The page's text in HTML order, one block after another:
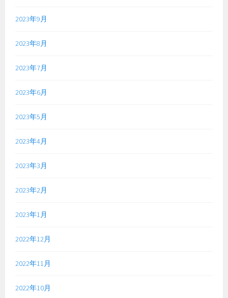
2023年9月
2023年8月
2023年7月
2023年6月
2023年5月
2023年4月
2023年3月
2023年2月
2023年1月
2022年12月
2022年11月
2022年10月